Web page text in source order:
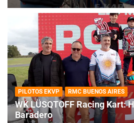
PILOTOS EKVP RMC BUENOS AIRES
WK LÜSQTOFF Racing Kart:
Baradero